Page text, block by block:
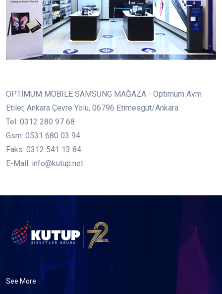
OPTİMUM MOBILE SAMSUNG MAĞAZA - Optimum Avm
Etiler, Ankara Çevre Yolu, 06796 Etimesgut/Ankara
Tel: 0312 280 97 68
Gsm: 0531 680 03 94
Faks: 0312 541 13 84
E-Mail: info@kutup.net
See More